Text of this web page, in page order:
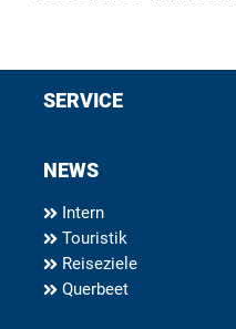
SERVICE
NEWS
Intern
Touristik
Reiseziele
Querbeet